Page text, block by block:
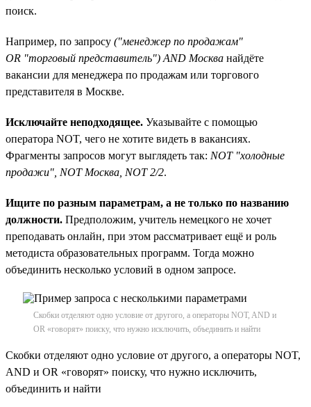
поиск.
Например, по запросу ("менеджер по продажам"
OR "торговый представитель") AND Москва найдёте
вакансии для менеджера по продажам или торгового
представителя в Москве.
Исключайте неподходящее. Указывайте с помощью
оператора NOT, чего не хотите видеть в вакансиях.
Фрагменты запросов могут выглядеть так: NOT "холодные
продажи", NOT Москва, NOT 2/2.
Ищите по разным параметрам, а не только по названию
должности. Предположим, учитель немецкого не хочет
преподавать онлайн, при этом рассматривает ещё и роль
методиста образовательных программ. Тогда можно
объединить несколько условий в одном запросе.
Скобки отделяют одно условие от другого, а операторы NOT, AND и
OR «говорят» поиску, что нужно исключить, объединить и найти
Скобки отделяют одно условие от другого, а операторы NOT,
AND и OR «говорят» поиску, что нужно исключить,
объединить и найти